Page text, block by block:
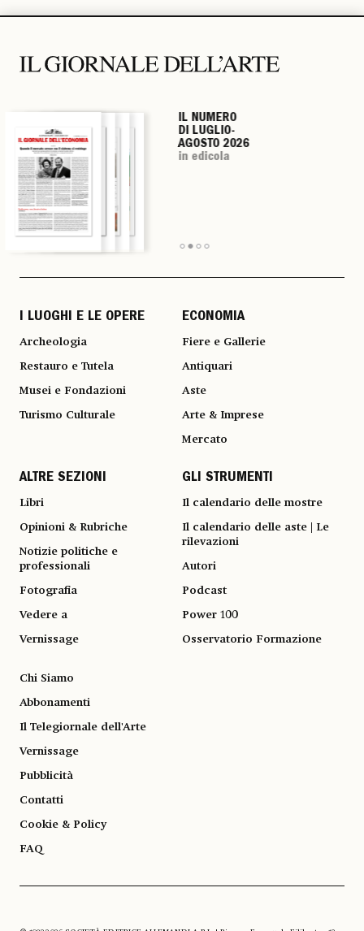
IL NUMERO
DI LUGLIO-
AGOSTO 2026
in edicola
IL NUMERO
DI LUGLIO-
AGOSTO 2026
in edicola
IL NUMERO
DI LUGLIO-
AGOSTO 2026
in edicola
IL NUMERO
DI LUGLIO-
AGOSTO 2026
in edicola
I LUOGHI E LE OPERE
Archeologia
Restauro e Tutela
Musei e Fondazioni
Turismo Culturale
ECONOMIA
Fiere e Gallerie
Antiquari
Aste
Arte & Imprese
Mercato
ALTRE SEZIONI
Libri
Opinioni & Rubriche
Notizie politiche e
professionali
Fotografia
Vedere a
Vernissage
GLI STRUMENTI
Il calendario delle mostre
Il calendario delle aste | Le
rilevazioni
Autori
Podcast
Power 100
Osservatorio Formazione
Chi Siamo
Abbonamenti
Il Telegiornale dell'Arte
Vernissage
Pubblicità
Contatti
Cookie & Policy
FAQ